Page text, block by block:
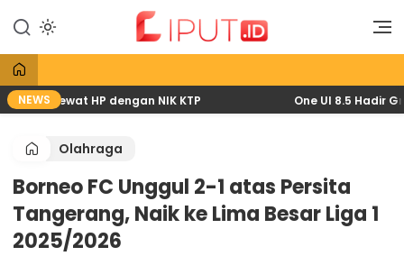
konten
Liput
Liputan Digital
NEWS
lewat HP dengan NIK KTP One UI 8.5 Hadir
Olahraga
Borneo FC Unggul 2-1 atas Persita
Tangerang, Naik ke Lima Besar Liga 1
2025/2026